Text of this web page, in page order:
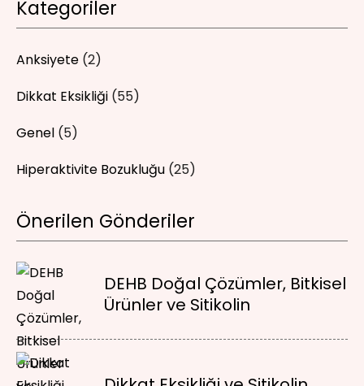
Kategoriler
Anksiyete (2)
Dikkat Eksikliği (55)
Genel (5)
Hiperaktivite Bozukluğu (25)
Önerilen Gönderiler
DEHB Doğal Çözümler, Bitkisel
Ürünler ve Sitikolin